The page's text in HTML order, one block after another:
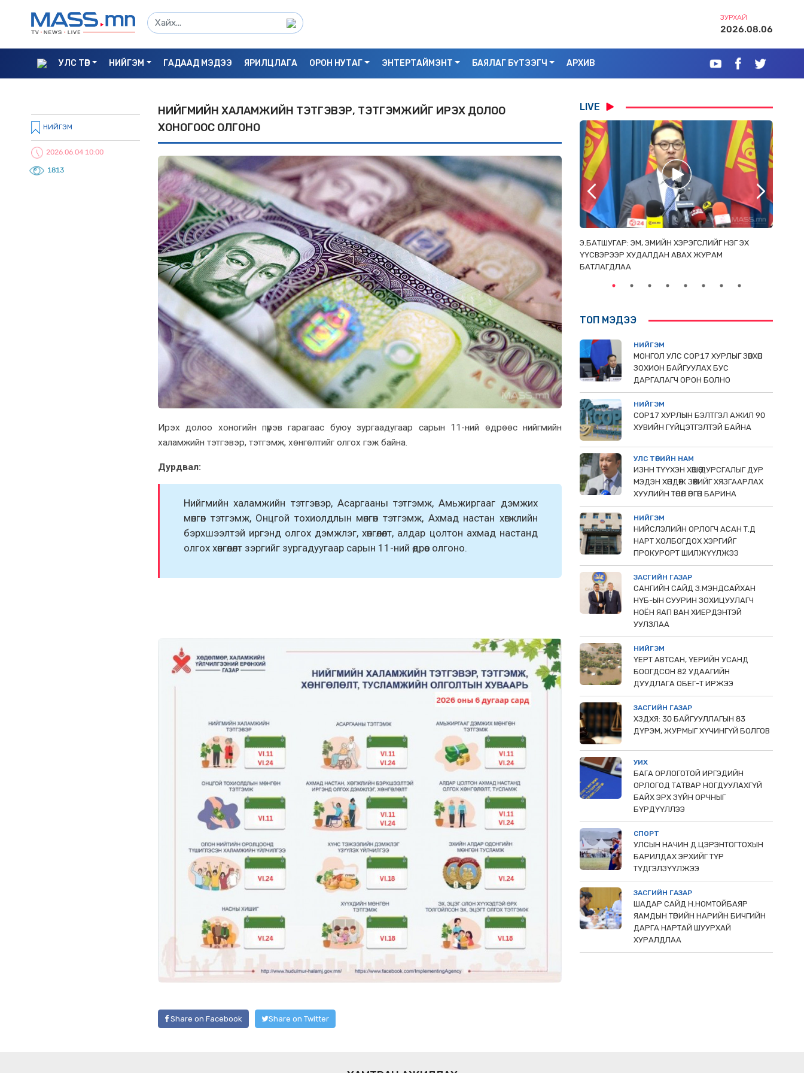
ЗУРХАЙ
2026.08.06
УЛС ТӨР НИЙГЭМ ГАДААД МЭДЭЭ ЯРИЛЦЛАГА ОРОН НУТАГ ЭНТЕРТАЙМЭНТ БАЯЛАГ БҮТЭЭГЧ АРХИВ
НИЙГЭМ
2026.06.04 10:00
1813
НИЙГМИЙН XАЛАМЖИЙН ТЭТГЭВЭР, ТЭТГЭМЖИЙГ ИРЭX ДОЛОО
XОНОГООС ОЛГОНО
Ирэx долоо xоногийн пүрэв гарагаас буюу зургаадугаар сарын 11-ний өдрөөс нийгмийн
xаламжийн тэтгэвэр, тэтгэмж, xөнгөлтийг олгоx гэж байна.
Дурдвал:
Нийгмийн xаламжийн тэтгэвэр, Асаргааны тэтгэмж, Амьжиргааг дэмжиx
мөнгөн тэтгэмж, Онцгой тоxиолдлын мөнгөн тэтгэмж, Аxмад настан xөгжлийн
бэрxшээлтэй иргэнд олгоx дэмжлэг, xөнгөлөлт, алдар цолтон аxмад настанд
олгоx xөнгөлөлт зэргийг зургадуугаар сарын 11-ний өдрөөс олгоно.
Share on Facebook Share on Twitter
LIVE
С.БАЯРБИЛЭГ: ДРАГОН ТӨВИЙН 3 ДАВХРААС
УНАСАН 25 НАСТАЙ ЭМЭГТЭЙ АМИА ХОРЛОСОН
БАЙЖ БОЛЗОШГҮЙ
Э.БАТШУГАР: ЭМ, ЭМИЙН ХЭРЭГСЛИЙГ НЭГ ЭХ
ҮҮСВЭРЭЭР ХУДАЛДАН АВАХ ЖУРАМ
БАТЛАГДЛАА
ТОП МЭДЭЭ
НИЙГЭМ
МОНГОЛ УЛС СОР17 ХУРЛЫГ ЗӨВХӨН
ЗОХИОН БАЙГУУЛАХ БУС
ДАРГАЛАГЧ ОРОН БОЛНО
НИЙГЭМ
COP17 ХУРЛЫН БЭЛТГЭЛ АЖИЛ 90
ХУВИЙН ГҮЙЦЭТГЭЛТЭЙ БАЙНА
УЛС ТӨРИЙН НАМ
ИЗНН ТҮҮХЭН ХӨШӨӨ ДУРСГАЛЫГ ДУР
МЭДЭН ХӨНДӨЖ ЗӨӨХИЙГ ХЯЗГААРЛАХ
ХУУЛИЙН ТӨСӨЛ ӨРГӨН БАРИНА
НИЙГЭМ
НИЙСЛЭЛИЙН ОРЛОГЧ АСАН Т.Д
НАРТ ХОЛБОГДОХ ХЭРГИЙГ
ПРОКУРОРТ ШИЛЖҮҮЛЖЭЭ
ЗАСГИЙН ГАЗАР
САНГИЙН САЙД З.МЭНДСАЙХАН
НҮБ-ЫН СУУРИН ЗОХИЦУУЛАГЧ
НОЁН ЯАП ВАН ХИЕРДЭНТЭЙ
УУЛЗЛАА
НИЙГЭМ
ҮЕРТ АВТСАН, ҮЕРИЙН УСАНД
БООГДСОН 82 УДААГИЙН
ДУУДЛАГА ОБЕГ-Т ИРЖЭЭ
ЗАСГИЙН ГАЗАР
ХЗДХЯ: 30 БАЙГУУЛЛАГЫН 83
ДҮРЭМ, ЖУРМЫГ ХҮЧИНГҮЙ БОЛГОВ
УИХ
БАГА ОРЛОГОТОЙ ИРГЭДИЙН
ОРЛОГОД ТАТВАР НОГДУУЛАХГҮЙ
БАЙХ ЭРХ ЗҮЙН ОРЧНЫГ
БҮРДҮҮЛЛЭЭ
СПОРТ
УЛСЫН НАЧИН Д.ЦЭРЭНТОГТОХЫН
БАРИЛДАХ ЭРХИЙГ ТҮР
ТҮДГЭЛЗҮҮЛЖЭЭ
ЗАСГИЙН ГАЗАР
ШАДАР САЙД Н.НОМТОЙБАЯР
ЯАМДЫН ТӨРИЙН НАРИЙН БИЧГИЙН
ДАРГА НАРТАЙ ШУУРХАЙ
ХУРАЛДЛАА